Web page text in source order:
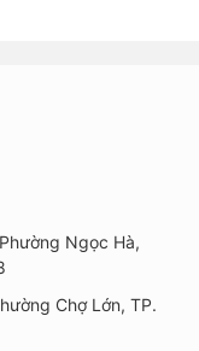
Ngọc Hà,
Chợ Lớn, TP.